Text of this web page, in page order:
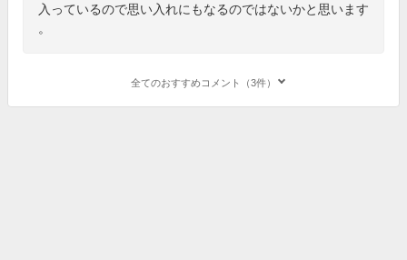
入っているので思い入れにもなるのではないかと思います
。
全てのおすすめコメント（3件）